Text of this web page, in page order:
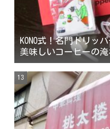
KONO式！名門ドリッ
美味しいコーヒーの淹